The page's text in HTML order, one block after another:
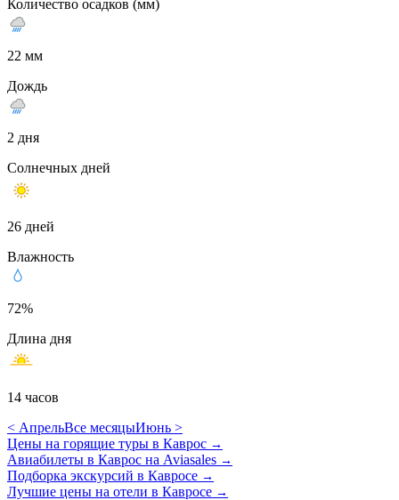
Количество осадков (мм)
22 мм
Дождь
2 дня
Солнечных дней
26 дней
Влажность
72%
Длина дня
14 часов
< АпрельВсе месяцыИюнь >
Цены на горящие туры в Каврос →
Авиабилеты в Каврос на Aviasales →
Подборка экскурсий в Кавросе →
Лучшие цены на отели в Кавросе →